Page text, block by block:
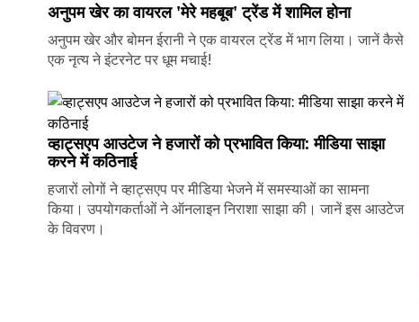
अनुपम खेर का वायरल 'मेरे महबूब' ट्रेंड में शामिल होना
अनुपम खेर और बोमन ईरानी ने एक वायरल ट्रेंड में भाग लिया। जानें कैसे
एक नृत्य ने इंटरनेट पर धूम मचाई!
व्हाट्सएप आउटेज ने हजारों को प्रभावित किया: मीडिया साझा
करने में कठिनाई
हजारों लोगों ने व्हाट्सएप पर मीडिया भेजने में समस्याओं का सामना
किया। उपयोगकर्ताओं ने ऑनलाइन निराशा साझा की। जानें इस आउटेज
के विवरण।